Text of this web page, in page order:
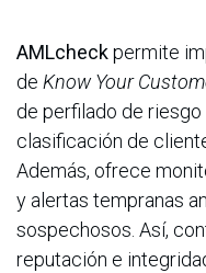
AMLcheckpermite
de Know Your
de perfilado de
clasificación de
Además, ofrece
y alertas tempranas
sospechosos. Así,
reputación e